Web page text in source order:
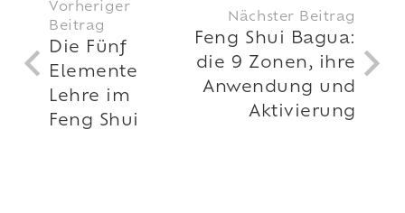
Vorheriger
Beitrag
Die Fünf
Elemente
Lehre im
Feng Shui
Nächster Beitrag
Feng Shui Bagua:
die 9 Zonen, ihre
Anwendung und
Aktivierung